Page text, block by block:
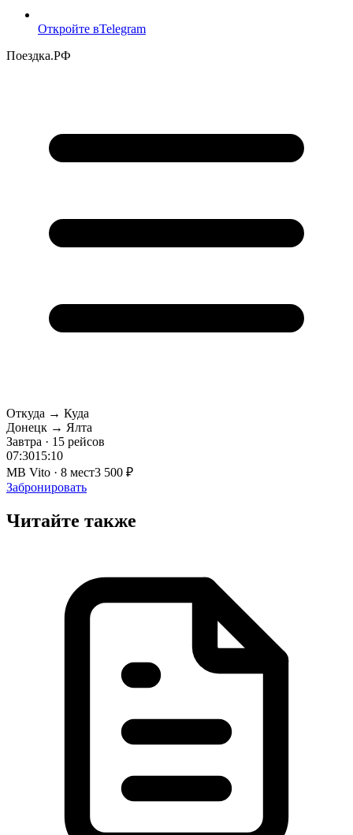
Откройте вTelegram
Поездка.РФ
Откуда → Куда
Донецк → Ялта
Завтра · 15 рейсов
07:3015:10
MB Vito · 8 мест3 500 ₽
Забронировать
Читайте также